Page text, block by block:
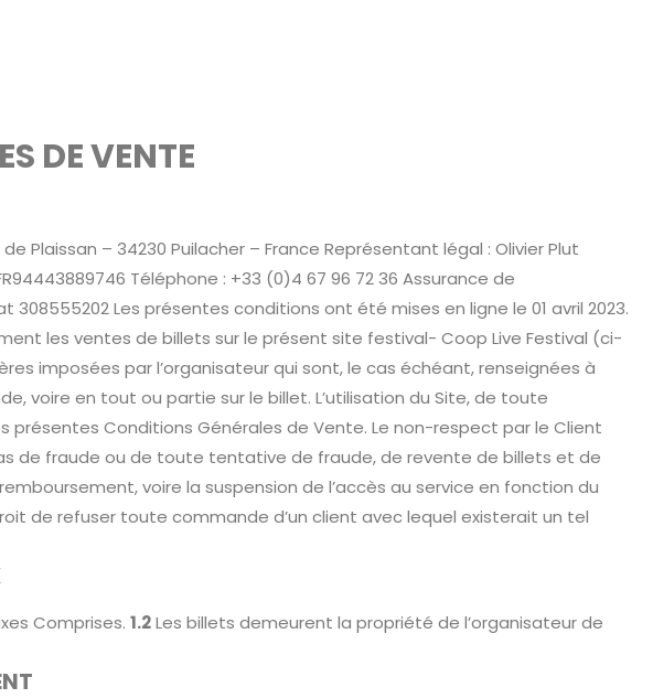
DE VENTE
Plaissan – 34230 Puilacher – France Représentant légal : Olivier Plut
Téléphone : +33 (0)4 67 96 72 36 Assurance de
Les présentes conditions ont été mises en ligne le 01 avril 2023.
les ventes de billets sur le présent site festival- Coop Live Festival (ci-
imposées par l’organisateur qui sont, le cas échéant, renseignées à
voire en tout ou partie sur le billet. L’utilisation du Site, de toute
Conditions Générales de Vente. Le non-respect par le Client
de fraude ou de toute tentative de fraude, de revente de billets et de
voire la suspension de l’accès au service en fonction du
de refuser toute commande d’un client avec lequel existerait un tel
Comprises. 1.2Les billets demeurent la propriété de l’organisateur de